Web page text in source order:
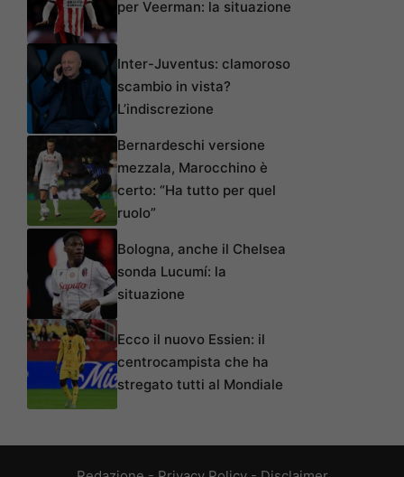
per Veerman: la situazione
Inter-Juventus: clamoroso
scambio in vista?
L’indiscrezione
Bernardeschi versione
mezzala, Marocchino è
certo: “Ha tutto per quel
ruolo”
Bologna, anche il Chelsea
sonda Lucumí: la
situazione
Ecco il nuovo Essien: il
centrocampista che ha
stregato tutti al Mondiale